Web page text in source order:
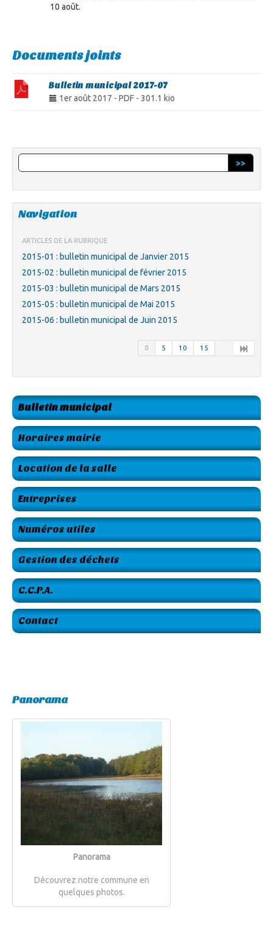
10 août.
Documents joints
Bulletin municipal 2017-07
1er août 2017 - PDF - 301.1 kio
>>
Navigation
ARTICLES DE LA RUBRIQUE
2015-01 : bulletin municipal de Janvier 2015
2015-02 : bulletin municipal de février 2015
2015-03 : bulletin municipal de Mars 2015
2015-05 : bulletin municipal de Mai 2015
2015-06 : bulletin municipal de Juin 2015
0 5 10 15
Bulletin municipal
Horaires mairie
Location de la salle
Entreprises
Numéros utiles
Gestion des déchets
C.C.P.A.
Contact
Panorama
Panorama
Découvrez notre commune en
quelques photos.